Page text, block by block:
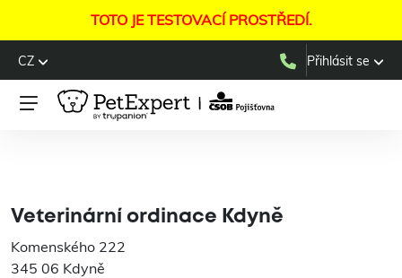
TOTO JE TESTOVACÍ PROSTŘEDÍ.
CZ Přihlásit se
Veterinární ordinace Kdyně
Komenského 222
345 06 Kdyně